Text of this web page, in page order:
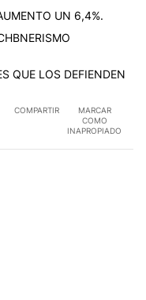
UN 6,4%.
QUE LOS DEFIENDEN
COMPARTIR
MARCAR
COMO
INAPROPIADO